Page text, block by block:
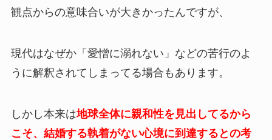
観点からの意味合いが大きかったんですが、
現代はなぜか「愛憎に溺れない」などの苦行のよ
うに解釈されてしまってる場合もあります。
しかし本来は地球全体に親和性を見出してるから
こそ、結婚する執着がない心境に到達するとの考